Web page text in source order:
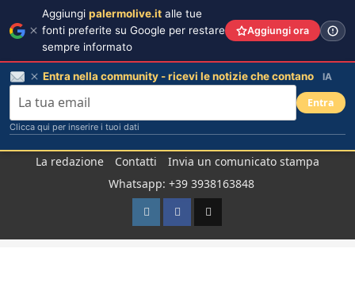
La redazione Contatti
Invia un comunicato stampa
Whatsapp: +39 3938163848
InstagramFacebook
TikTok
Aggiungi palermolive.it alle tue
fonti preferite su Google per restare
sempre informato
Aggiungi ora
Entra nella community - ricevi le notizie che contano IA
Entra
Clicca qui per inserire i tuoi dati